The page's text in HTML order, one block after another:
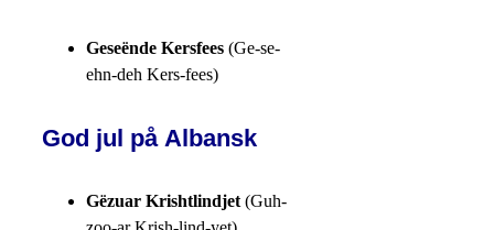
Geseënde Kersfees (Ge-se-
ehn-deh Kers-fees)
God jul på Albansk
Gëzuar Krishtlindjet (Guh-